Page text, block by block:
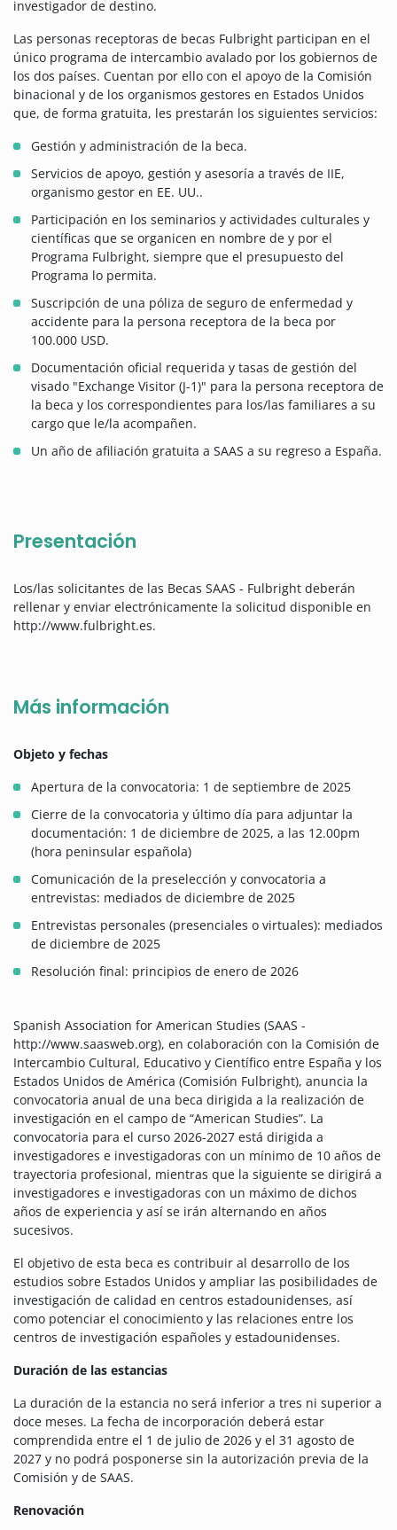
investigador de destino.
Las personas receptoras de becas Fulbright participan en el
único programa de intercambio avalado por los gobiernos de
los dos países. Cuentan por ello con el apoyo de la Comisión
binacional y de los organismos gestores en Estados Unidos
que, de forma gratuita, les prestarán los siguientes servicios:
Gestión y administración de la beca.
Servicios de apoyo, gestión y asesoría a través de IIE,
organismo gestor en EE. UU..
Participación en los seminarios y actividades culturales y
científicas que se organicen en nombre de y por el
Programa Fulbright, siempre que el presupuesto del
Programa lo permita.
Suscripción de una póliza de seguro de enfermedad y
accidente para la persona receptora de la beca por
100.000 USD.
Documentación oficial requerida y tasas de gestión del
visado "Exchange Visitor (J-1)" para la persona receptora de
la beca y los correspondientes para los/las familiares a su
cargo que le/la acompañen.
Un año de afiliación gratuita a SAAS a su regreso a España.
Presentación
Los/las solicitantes de las Becas SAAS - Fulbright deberán
rellenar y enviar electrónicamente la solicitud disponible en
http://www.fulbright.es.
Más información
Objeto y fechas
Apertura de la convocatoria: 1 de septiembre de 2025
Cierre de la convocatoria y último día para adjuntar la
documentación: 1 de diciembre de 2025, a las 12.00pm
(hora peninsular española)
Comunicación de la preselección y convocatoria a
entrevistas: mediados de diciembre de 2025
Entrevistas personales (presenciales o virtuales): mediados
de diciembre de 2025
Resolución final: principios de enero de 2026
Spanish Association for American Studies (SAAS -
http://www.saasweb.org), en colaboración con la Comisión de
Intercambio Cultural, Educativo y Científico entre España y los
Estados Unidos de América (Comisión Fulbright), anuncia la
convocatoria anual de una beca dirigida a la realización de
investigación en el campo de “American Studies”. La
convocatoria para el curso 2026-2027 está dirigida a
investigadores e investigadoras con un mínimo de 10 años de
trayectoria profesional, mientras que la siguiente se dirigirá a
investigadores e investigadoras con un máximo de dichos
años de experiencia y así se irán alternando en años
sucesivos.
El objetivo de esta beca es contribuir al desarrollo de los
estudios sobre Estados Unidos y ampliar las posibilidades de
investigación de calidad en centros estadounidenses, así
como potenciar el conocimiento y las relaciones entre los
centros de investigación españoles y estadounidenses.
Duración de las estancias
La duración de la estancia no será inferior a tres ni superior a
doce meses. La fecha de incorporación deberá estar
comprendida entre el 1 de julio de 2026 y el 31 agosto de
2027 y no podrá posponerse sin la autorización previa de la
Comisión y de SAAS.
Renovación